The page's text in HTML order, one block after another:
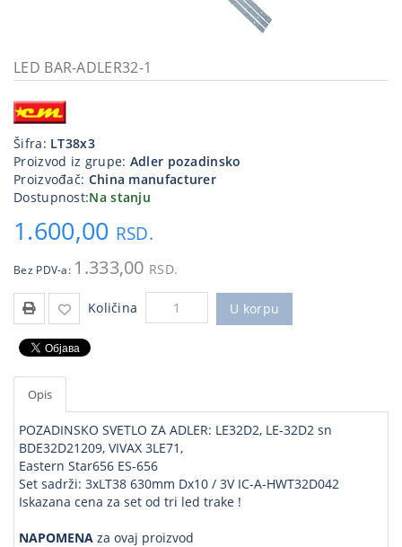
priključci
Kućna
tehnika
Poslovna
oprema,računari
program
LED BAR-ADLER32-1
Šifra: LT38x3
Proizvod iz grupe: Adler pozadinsko
Proizvođač: China manufacturer
Dostupnost:Na stanju
1.600,00 RSD.
Bez PDV-a: 1.333,00 RSD.
Količina U korpu
Opis
POZADINSKO SVETLO ZA ADLER: LE32D2, LE-32D2 sn
BDE32D21209, VIVAX 3LE71,
Eastern Star656 ES-656
Set sadrži: 3xLT38 630mm Dx10 / 3V IC-A-HWT32D042
Iskazana cena za set od tri led trake !
NAPOMENA za ovaj proizvod